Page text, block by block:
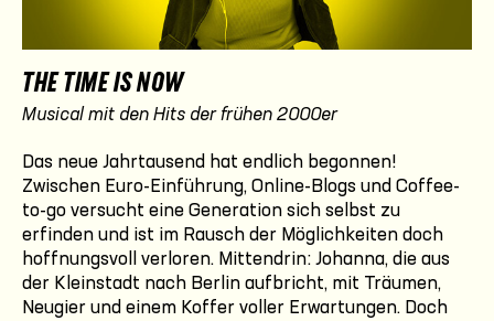
THE TIME IS NOW
Musical mit den Hits der frühen 2000er
Das neue Jahrtausend hat endlich begonnen!
Zwischen Euro-Einführung, Online-Blogs und Coffee-
to-go versucht eine Generation sich selbst zu
erfinden und ist im Rausch der Möglichkeiten doch
hoffnungsvoll verloren. Mittendrin: Johanna, die aus
der Kleinstadt nach Berlin aufbricht, mit Träumen,
Neugier und einem Koffer voller Erwartungen. Doch